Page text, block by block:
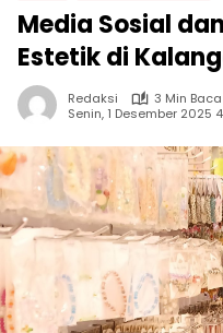
Media Sosial
Estetik di
Redaksi
3 Min Baca
Senin, 1 Desember 2025